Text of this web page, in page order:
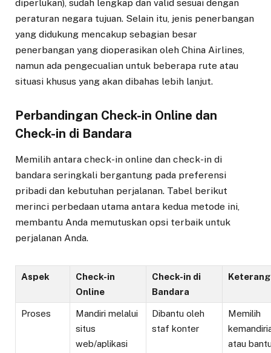
diperlukan), sudah lengkap dan valid sesuai dengan
peraturan negara tujuan. Selain itu, jenis penerbangan
yang didukung mencakup sebagian besar
penerbangan yang dioperasikan oleh China Airlines,
namun ada pengecualian untuk beberapa rute atau
situasi khusus yang akan dibahas lebih lanjut.
Perbandingan Check-in Online dan
Check-in di Bandara
Memilih antara check-in online dan check-in di
bandara seringkali bergantung pada preferensi
pribadi dan kebutuhan perjalanan. Tabel berikut
merinci perbedaan utama antara kedua metode ini,
membantu Anda memutuskan opsi terbaik untuk
perjalanan Anda.
Aspek
Check-in
Online
Check-in di
Bandara
Proses
Mandiri melalui
situs
web/aplikasi
Dibantu oleh
staf konter
Memilih
atau